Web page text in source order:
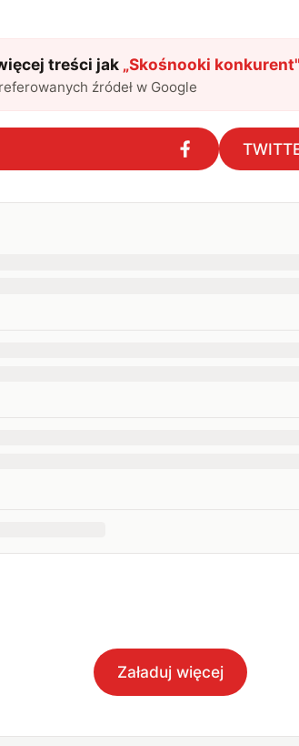
treści jak „Skośnooki konkurent"
źródeł w Google
Załaduj więcej